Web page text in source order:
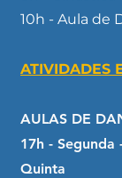
10h - Aula de
ATIVIDADES
AULAS DE
17h - Segunda
Quinta